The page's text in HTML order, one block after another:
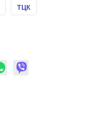
ТЦК